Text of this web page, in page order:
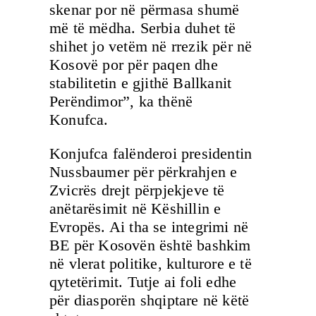
skenar por në përmasa shumë
më të mëdha. Serbia duhet të
shihet jo vetëm në rrezik për në
Kosovë por për paqen dhe
stabilitetin e gjithë Ballkanit
Perëndimor”, ka thënë
Konufca.
Konjufca falënderoi presidentin
Nussbaumer për përkrahjen e
Zvicrës drejt përpjekjeve të
anëtarësimit në Këshillin e
Evropës. Ai tha se integrimi në
BE për Kosovën është bashkim
në vlerat politike, kulturore e të
qytetërimit. Tutje ai foli edhe
për diasporën shqiptare në këtë